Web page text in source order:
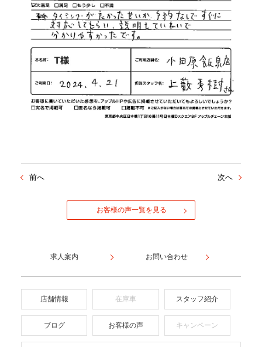
前へ 次へ
お客様の声一覧を見る
求人案内 お問い合わせ
店舗情報 在庫車 スタッフ紹介
ブログ お客様の声 キャンペーン